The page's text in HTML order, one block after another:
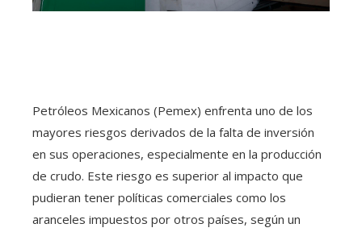
Petróleos Mexicanos (Pemex) enfrenta uno de los
mayores riesgos derivados de la falta de inversión
en sus operaciones, especialmente en la producción
de crudo. Este riesgo es superior al impacto que
pudieran tener políticas comerciales como los
aranceles impuestos por otros países, según un